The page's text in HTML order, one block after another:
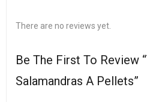
There are no reviews yet.
Be The First To Review
Salamandras A Pellets”